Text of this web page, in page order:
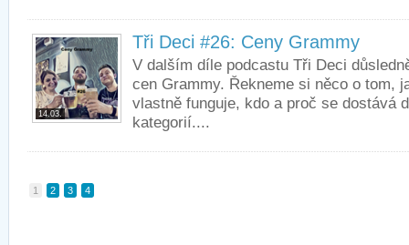
14.03.
Tři Deci #26: Ceny Grammy
V dalším díle podcastu Tři Deci
cen Grammy. Řekneme si něco o tom,
vlastně funguje, kdo a proč se dostává
kategorií....
1 2 3 4